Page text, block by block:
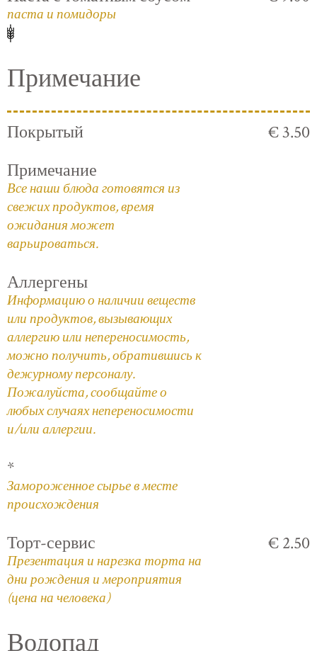
паста и помидоры
Примечание
Покрытый
€ 3.50
Примечание
Все наши блюда готовятся из
свежих продуктов, время
ожидания может
варьироваться.
Аллергены
Информацию о наличии веществ
или продуктов, вызывающих
аллергию или непереносимость,
можно получить, обратившись к
дежурному персоналу.
Пожалуйста, сообщайте о
любых случаях непереносимости
и/или аллергии.
*
Замороженное сырье в месте
происхождения
Торт-сервис
Презентация и нарезка торта на
дни рождения и мероприятия
(цена на человека)
€ 2.50
Водопад